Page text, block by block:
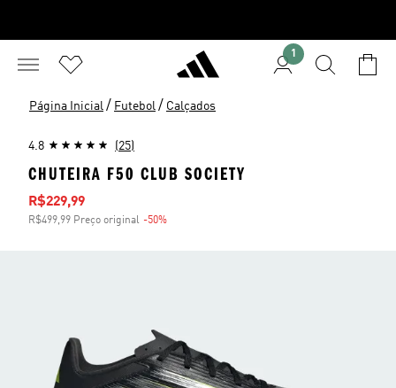
1
Página Inicial / Futebol / Calçados
4.8 (25)
CHUTEIRA F50 CLUB SOCIETY
Preço com desconto
R$229,99
R$499,99 Preço original -50%